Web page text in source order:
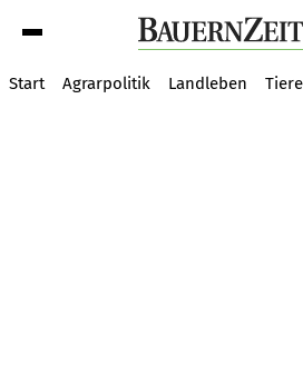
Start Agrarpolitik Landleben Tiere